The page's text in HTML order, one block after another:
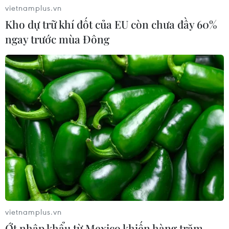
05/08/2026 11:31
Tổng Bí thư, Chủ tịch nước Tô Lâm:
Quan hệ Việt Nam-Malaysia ngày
càng phát triển năng động
05/08/2026 10:56
Chủ tịch Quốc hội kiêm Chủ
tịch Hạ viện Thái Lan tham quan Nhà
Quốc hội
05/08/2026 09:37
Chủ tịch Quốc hội kiêm Chủ
tịch Hạ viện Thái Lan viếng Lăng Bác
vietnamplus.vn
Kho dự trữ khí đốt của EU còn chưa đầy 60%
ngay trước mùa Đông
vietnamplus.vn